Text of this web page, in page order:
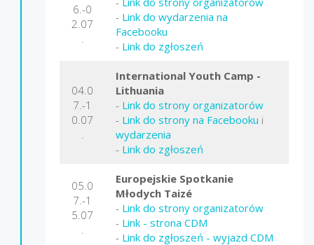
6.-0
2.07
- Link do wydarzenia na
Facebooku
- Link do zgłoszeń
04.0
7.-1
0.07
International Youth Camp -
Lithuania
- Link do strony organizatorów
- Link do strony na Facebooku i
wydarzenia
- Link do zgłoszeń
05.0
7.-1
5.07
Europejskie Spotkanie
Młodych Taizé
- Link do strony organizatorów
- Link - strona CDM
- Link do zgłoszeń - wyjazd CDM